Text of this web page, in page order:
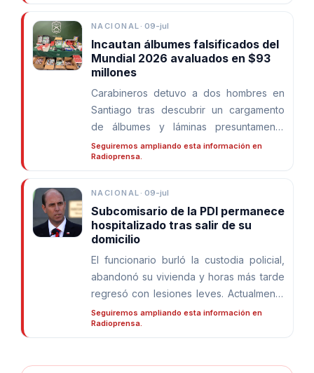
NACIONAL · 09-jul
Incautan álbumes falsificados del
Mundial 2026 avaluados en $93
millones
Carabineros detuvo a dos hombres en
Santiago tras descubrir un cargamento
de álbumes y láminas presuntamente
falsificados. En el vehículo también se
encontró un arma similar a una Glock.
Seguiremos ampliando esta información en
Radioprensa.
NACIONAL · 09-jul
Subcomisario de la PDI permanece
hospitalizado tras salir de su
domicilio
El funcionario burló la custodia policial,
abandonó su vivienda y horas más tarde
regresó con lesiones leves. Actualmente
permanece internado en el Hospital de
Carabineros, fuera de riesgo vital.
Seguiremos ampliando esta información en
Radioprensa.